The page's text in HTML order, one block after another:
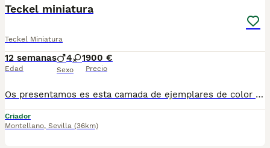
Teckel miniatura
Teckel Miniatura
12 semanas
Edad
4 1
Sexo
900 €
Precio
Os presentamos es esta camada de ejemplares de color chocolate liso con ojos azules se entrega con toda la documentación al día, hacemos envíos a toda España y cuando el perrito llegue a su casa lo pagaría (contrareembolso). Puedes ver más ejemplares en nuestro Tik Tok: @pirobullcriadero @ctrocaninopirobull8 Para más información puedes hablarnos al 694401478
Criador
Montellano, Sevilla (36km)